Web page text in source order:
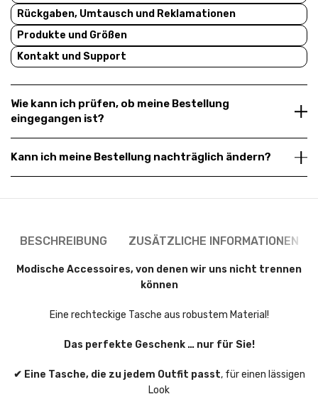
Rückgaben, Umtausch und Reklamationen
Produkte und Größen
Kontakt und Support
Wie kann ich prüfen, ob meine Bestellung
eingegangen ist?
Kann ich meine Bestellung nachträglich ändern?
BESCHREIBUNG ZUSÄTZLICHE INFORMATIONEN
Modische Accessoires, von denen wir uns nicht trennen
können
Eine rechteckige Tasche aus robustem Material!
Das perfekte Geschenk … nur für Sie!
✔ Eine Tasche, die zu jedem Outfit passt, für einen lässigen
Look